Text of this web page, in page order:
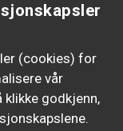
(cookies) for
vår
godkjenn,